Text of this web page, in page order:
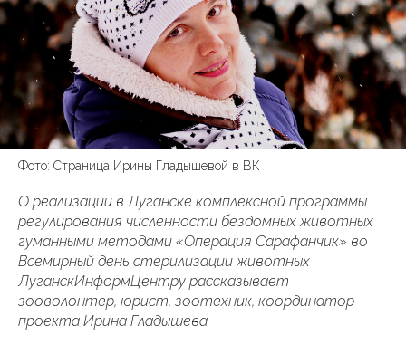
Фото: Страница Ирины Гладышевой в ВК
О реализации в Луганске комплексной программы
регулирования численности бездомных животных
гуманными методами «Операция Сарафанчик» во
Всемирный день стерилизации животных
ЛуганскИнформЦентру рассказывает
зооволонтер, юрист, зоотехник, координатор
проекта Ирина Гладышева.